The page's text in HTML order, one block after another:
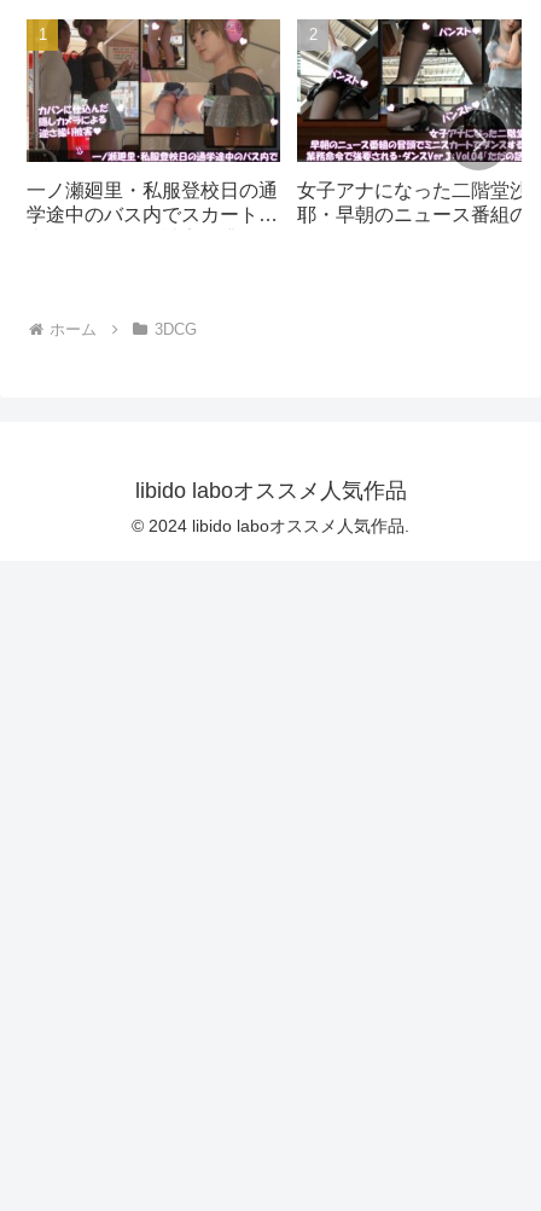
パンティー）｜d_328946│
Libido-Labo
一ノ瀬廻里・私服登校日の通
学途中のバス内でスカート内
女子アナになった二階堂沙
耶・早朝のニュース番組の
d_700922
ホーム 3DCG
libido laboオススメ人気作品
© 2024 libido laboオススメ人気作品.